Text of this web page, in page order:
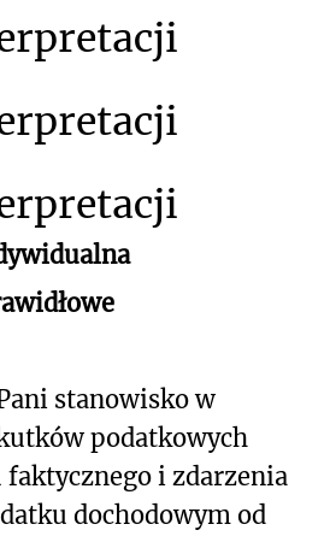
stanowisko w
podatkowych
faktycznego i zdarzenia
dochodowym od